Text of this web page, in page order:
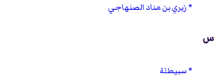
زيري بن مناد الصنهاجي
س
سبيطلة